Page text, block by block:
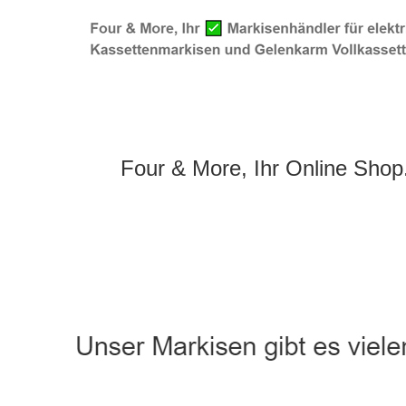
Four & More, Ihr Online